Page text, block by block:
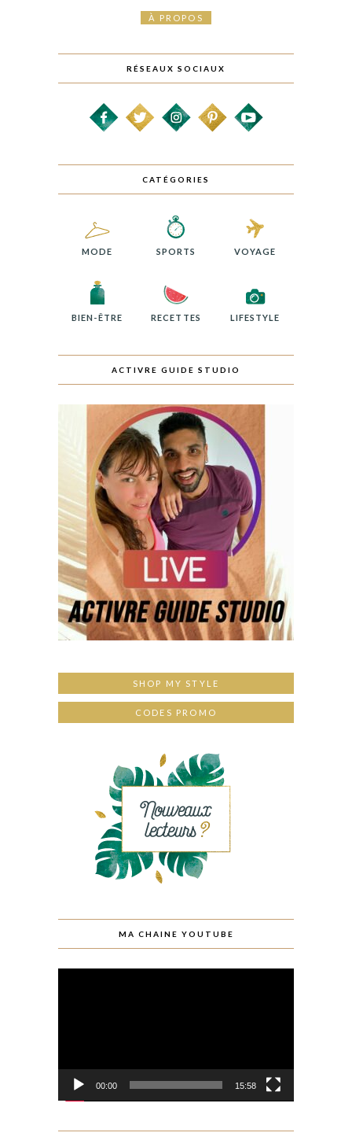
À PROPOS
RÉSEAUX SOCIAUX
CATÉGORIES
MODE SPORTS VOYAGE
BIEN-ÊTRE RECETTES LIFESTYLE
ACTIVRE GUIDE STUDIO
SHOP MY STYLE
CODES PROMO
MA CHAINE YOUTUBE
00:00 15:58